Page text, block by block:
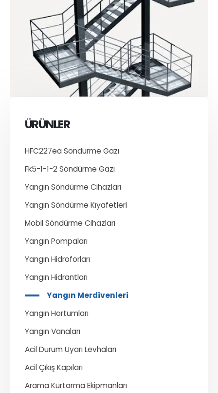
ÜRÜNLER
HFC227ea Söndürme Gazı
Fk5-1-1-2 Söndürme Gazı
Yangın Söndürme Cihazları
Yangın Söndürme Kıyafetleri
Mobil Söndürme Cihazları
Yangın Pompaları
Yangın Hidroforları
Yangın Hidrantları
Yangın Merdivenleri
Yangın Hortumları
Yangın Vanaları
Acil Durum Uyarı Levhaları
Acil Çıkış Kapıları
Arama Kurtarma Ekipmanları